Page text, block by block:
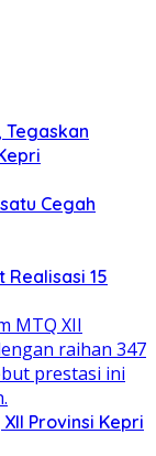
Tegaskan
Cegah
Realisasi 15
Provinsi Kepri